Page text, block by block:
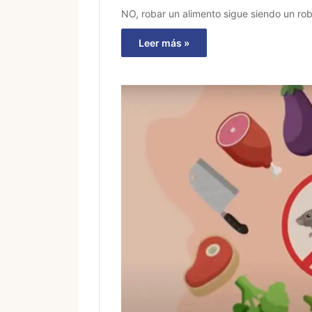
NO, robar un alimento sigue siendo un
Leer más »